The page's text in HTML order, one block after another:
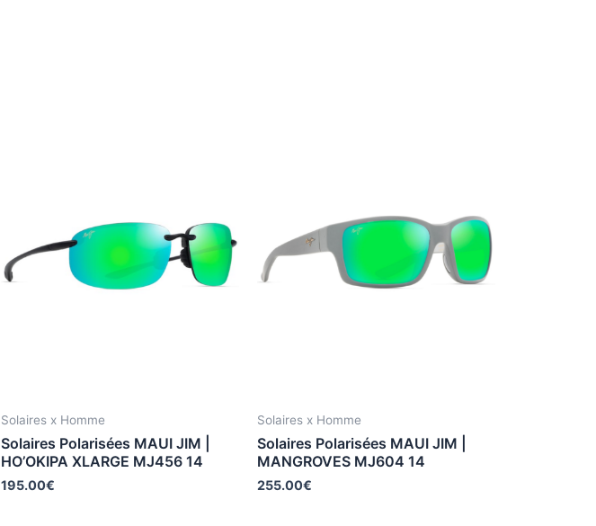
Solaires x Homme
Solaires Polarisées MAUI JIM |
HO’OKIPA XLARGE MJ456 14
195.00€
Solaires x Homme
Solaires Polarisées MAUI JIM |
MANGROVES MJ604 14
255.00€